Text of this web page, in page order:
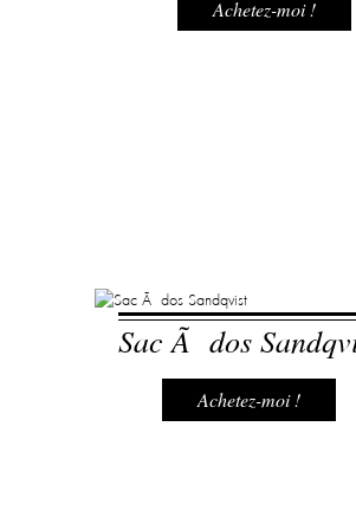
Achetez-moi !
Sac Ã dos
Achetez-moi !